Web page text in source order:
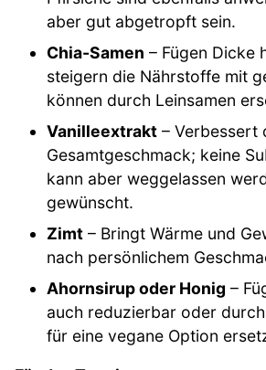
aber gut abgetropft sein.
Chia-Samen – Fügen Dicke
steigern die Nährstoffe mit
können durch Leinsamen
Vanilleextrakt – Verbessert
Gesamtgeschmack; keine
kann aber weggelassen
gewünscht.
Zimt – Bringt Wärme und
nach persönlichem
Ahornsirup oder Honig –
auch reduzierbar oder
für eine vegane Option